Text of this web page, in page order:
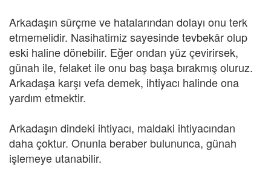
Arkadaşın sürçme ve hatalarından dolayı onu terk
etmemelidir. Nasihatimiz sayesinde tevbekâr olup
eski haline dönebilir. Eğer ondan yüz çevirirsek,
günah ile, felaket ile onu baş başa bırakmış oluruz.
Arkadaşa karşı vefa demek, ihtiyacı halinde ona
yardım etmektir.
Arkadaşın dindeki ihtiyacı, maldaki ihtiyacından
daha çoktur. Onunla beraber bulununca, günah
işlemeye utanabilir.